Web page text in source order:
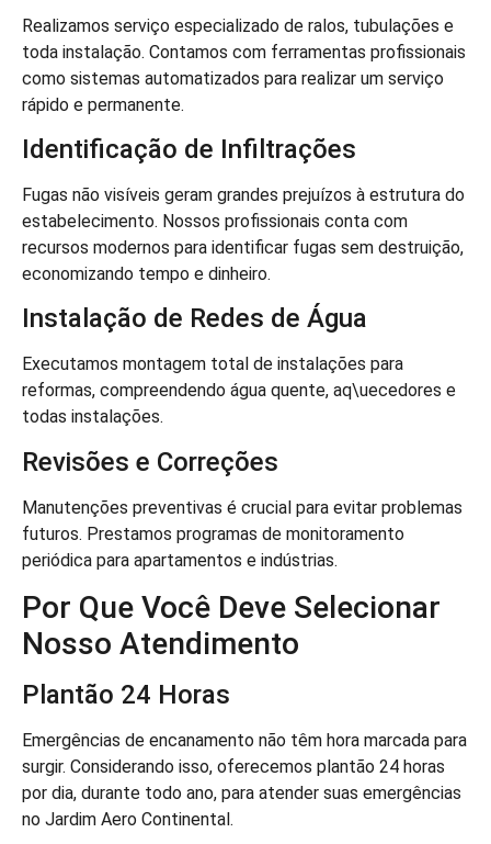
Realizamos serviço especializado de ralos, tubulações e
toda instalação. Contamos com ferramentas profissionais
como sistemas automatizados para realizar um serviço
rápido e permanente.
Identificação de Infiltrações
Fugas não visíveis geram grandes prejuízos à estrutura do
estabelecimento. Nossos profissionais conta com
recursos modernos para identificar fugas sem destruição,
economizando tempo e dinheiro.
Instalação de Redes de Água
Executamos montagem total de instalações para
reformas, compreendendo água quente, aq\uecedores e
todas instalações.
Revisões e Correções
Manutenções preventivas é crucial para evitar problemas
futuros. Prestamos programas de monitoramento
periódica para apartamentos e indústrias.
Por Que Você Deve Selecionar
Nosso Atendimento
Plantão 24 Horas
Emergências de encanamento não têm hora marcada para
surgir. Considerando isso, oferecemos plantão 24 horas
por dia, durante todo ano, para atender suas emergências
no Jardim Aero Continental.